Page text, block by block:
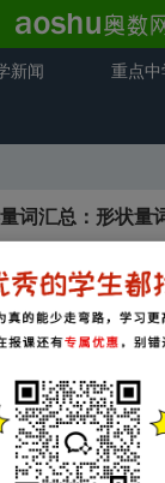
新闻 重点中
词汇总：形状量
幢 堆、条、根、
题、期中期末题、小
尽在奥数网公众号